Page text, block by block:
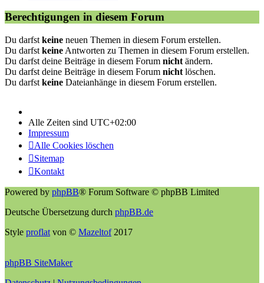
Berechtigungen in diesem Forum
Du darfst keine neuen Themen in diesem Forum erstellen.
Du darfst keine Antworten zu Themen in diesem Forum erstellen.
Du darfst deine Beiträge in diesem Forum nicht ändern.
Du darfst deine Beiträge in diesem Forum nicht löschen.
Du darfst keine Dateianhänge in diesem Forum erstellen.
Alle Zeiten sind UTC+02:00
Impressum
Alle Cookies löschen
Sitemap
Kontakt
Powered by phpBB® Forum Software © phpBB Limited
Deutsche Übersetzung durch phpBB.de
Style proflat von © Mazeltof2017
phpBB SiteMaker